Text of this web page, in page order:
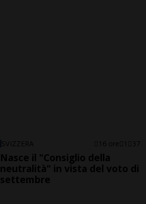
SVIZZERA 16 ore 1 37
Nasce il "Consiglio della
neutralità" in vista del voto di
settembre